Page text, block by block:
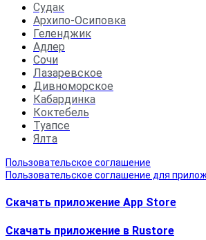
Судак
Архипо-Осиповка
Геленджик
Адлер
Сочи
Лазаревское
Дивноморское
Кабардинка
Коктебель
Туапсе
Ялта
Пользовательское соглашение
Пользовательское соглашение для
Скачать приложение App Store
Скачать приложение в Rustore